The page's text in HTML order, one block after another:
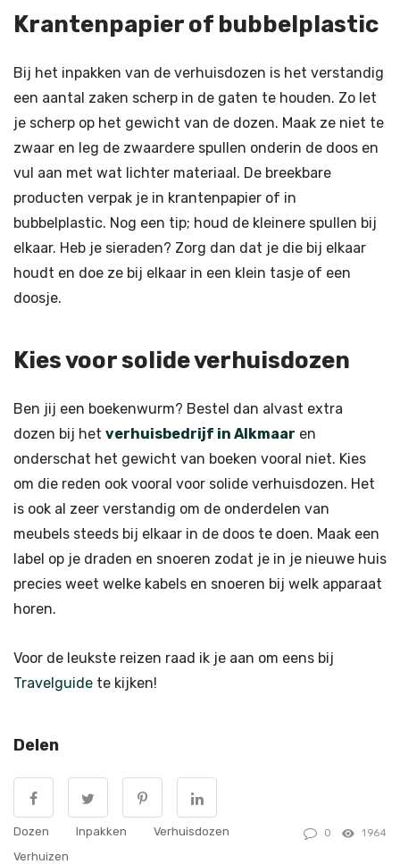
Krantenpapier of bubbelplastic
Bij het inpakken van de verhuisdozen is het verstandig
een aantal zaken scherp in de gaten te houden. Zo let
je scherp op het gewicht van de dozen. Maak ze niet te
zwaar en leg de zwaardere spullen onderin de doos en
vul aan met wat lichter materiaal. De breekbare
producten verpak je in krantenpapier of in
bubbelplastic. Nog een tip; houd de kleinere spullen bij
elkaar. Heb je sieraden? Zorg dan dat je die bij elkaar
houdt en doe ze bij elkaar in een klein tasje of een
doosje.
Kies voor solide verhuisdozen
Ben jij een boekenwurm? Bestel dan alvast extra
dozen bij het verhuisbedrijf in Alkmaar en
onderschat het gewicht van boeken vooral niet. Kies
om die reden ook vooral voor solide verhuisdozen. Het
is ook al zeer verstandig om de onderdelen van
meubels steeds bij elkaar in de doos te doen. Maak een
label op je draden en snoeren zodat je in je nieuwe huis
precies weet welke kabels en snoeren bij welk apparaat
horen.
Voor de leukste reizen raad ik je aan om eens bij
Travelguide te kijken!
Delen
Dozen Inpakken
Verhuisdozen
Verhuizen
0 1964